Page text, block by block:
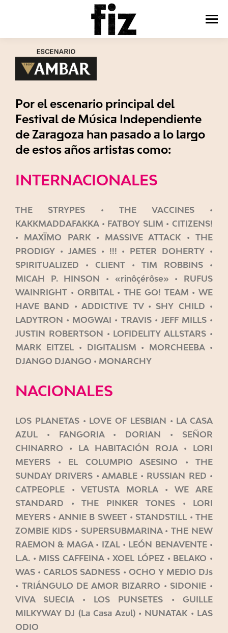
Por el escenario principal del
Festival de Música Independiente
de Zaragoza han pasado a lo largo
de estos años artistas como:
INTERNACIONALES
THE STRYPES • THE VACCINES •
KAKKMADDAFAKKA • FATBOY SLIM • CITIZENS!
• MAXÏMO PARK • MASSIVE ATTACK • THE
PRODIGY • JAMES • !!! • PETER DOHERTY •
SPIRITUALIZED • CLIENT • TIM ROBBINS •
MICAH P. HINSON • «rinôçérôse» • RUFUS
WAINRIGHT • ORBITAL • THE GO! TEAM • WE
HAVE BAND • ADDICTIVE TV • SHY CHILD •
LADYTRON • MOGWAI • TRAVIS • JEFF MILLS •
JUSTIN ROBERTSON • LOFIDELITY ALLSTARS •
MARK EITZEL • DIGITALISM • MORCHEEBA •
DJANGO DJANGO • MONARCHY
NACIONALES
LOS PLANETAS • LOVE OF LESBIAN • LA CASA
AZUL • FANGORIA • DORIAN • SEÑOR
CHINARRO • LA HABITACIÓN ROJA • LORI
MEYERS • EL COLUMPIO ASESINO • THE
SUNDAY DRIVERS • AMABLE • RUSSIAN RED •
CATPEOPLE • VETUSTA MORLA • WE ARE
STANDARD • THE PINKER TONES • LORI
MEYERS • ANNIE B SWEET • STANDSTILL • THE
ZOMBIE KIDS • SUPERSUBMARINA • THE NEW
RAEMON & MAGA • IZAL • LEÓN BENAVENTE •
L.A. • MISS CAFFEINA • XOEL LÓPEZ • BELAKO •
WAS • CARLOS SADNESS • OCHO Y MEDIO DJs
• TRIÁNGULO DE AMOR BIZARRO • SIDONIE •
VIVA SUECIA • LOS PUNSETES • GUILLE
MILKYWAY DJ (La Casa Azul) • NUNATAK • LAS
ODIO